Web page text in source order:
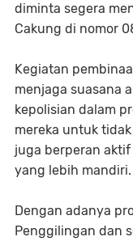
diminta segera
Cakung di nomor
Kegiatan
menjaga suasana
kepolisian dalam
mereka untuk
juga berperan
yang lebih mandiri.
Dengan adanya
Penggilingan dan